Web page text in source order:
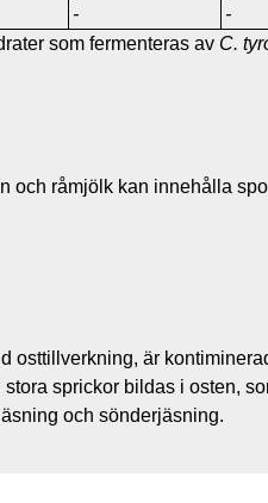
-
-
som fermenteras av C.
och råmjölk kan innehålla
osttillverkning, är
sprickor bildas i osten,
och sönderjäsning.